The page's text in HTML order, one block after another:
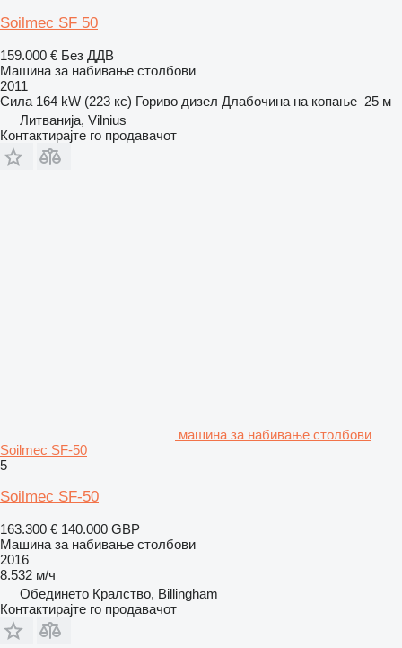
Soilmec SF 50
159.000 € Без ДДВ
Машина за набивање столбови
2011
Сила 164 kW (223 кс) Гориво дизел Длабочина на копање 25 м
Литванија, Vilnius
Контактирајте го продавачот
машина за набивање столбови
Soilmec SF-50
5
Soilmec SF-50
163.300 € 140.000 GBP
Машина за набивање столбови
2016
8.532 м/ч
Обединето Кралство, Billingham
Контактирајте го продавачот